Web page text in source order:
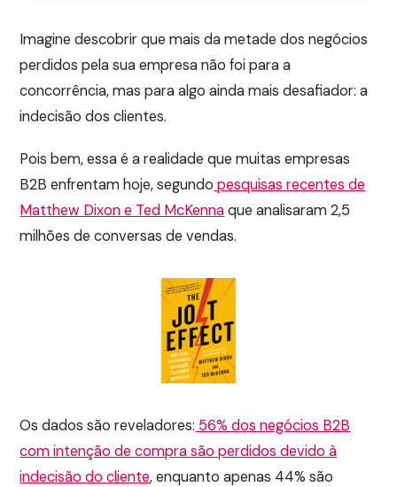
Imagine descobrir que mais da metade dos negócios
perdidos pela sua empresa não foi para a
concorrência, mas para algo ainda mais desafiador: a
indecisão dos clientes.
Pois bem, essa é a realidade que muitas empresas
B2B enfrentam hoje, segundo pesquisas recentes de
Matthew Dixon e Ted McKennaque analisaram 2,5
milhões de conversas de vendas.
Os dados são reveladores: 56% dos negócios B2B
com intenção de compra são perdidos devido à
indecisão do cliente, enquanto apenas 44% são